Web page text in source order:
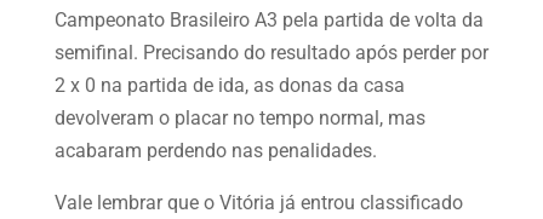
Campeonato Brasileiro A3 pela partida de volta da
semifinal. Precisando do resultado após perder por
2 x 0 na partida de ida, as donas da casa
devolveram o placar no tempo normal, mas
acabaram perdendo nas penalidades.
Vale lembrar que o Vitória já entrou classificado